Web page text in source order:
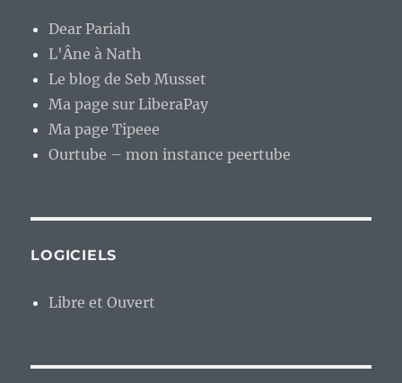
Dear Pariah
L'Âne à Nath
Le blog de Seb Musset
Ma page sur LiberaPay
Ma page Tipeee
Ourtube – mon instance peertube
LOGICIELS
Libre et Ouvert